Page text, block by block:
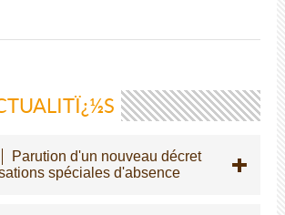
Parution d'un nouveau décret
spéciales d'absence